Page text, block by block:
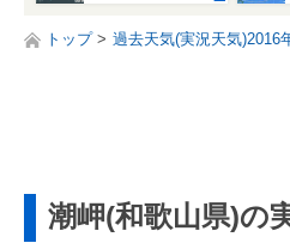
トップ 過去天気(実況天気)2016
潮岬(和歌山県)の